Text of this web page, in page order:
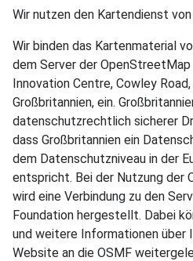
Wir nutzen den Kartendienst
Wir binden das Kartenmaterial
dem Server der OpenStreetMap
Innovation Centre, Cowley
Großbritannien, ein.
datenschutzrechtlich sicherer
dass Großbritannien ein
dem Datenschutzniveau in der
entspricht. Bei der Nutzung der
wird eine Verbindung zu den
Foundation hergestellt. Dabei
und weitere Informationen über
Website an die OSMF